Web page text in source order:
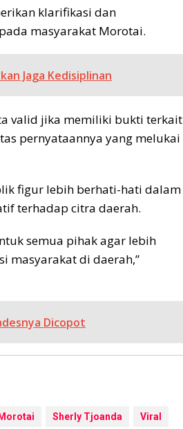
klarifikasi dan
masyarakat Morotai.
Jaga Kedisiplinan
valid jika memiliki bukti terkait
pernyataannya yang melukai
figur lebih berhati-hati dalam
terhadap citra daerah.
semua pihak agar lebih
masyarakat di daerah,”
Dicopot
Sherly Tjoanda Viral